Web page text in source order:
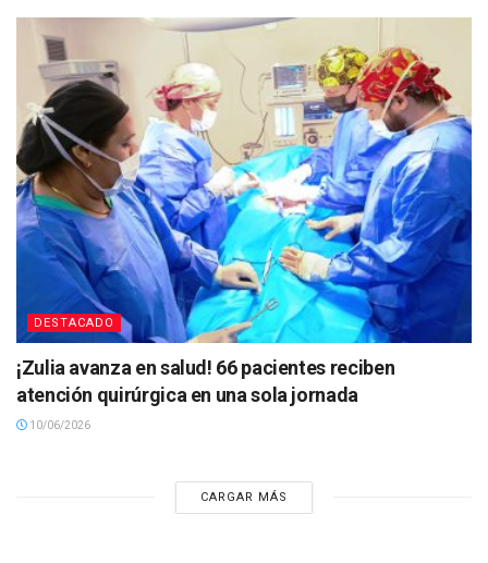
DESTACADO
¡Zulia avanza en salud! 66 pacientes reciben
atención quirúrgica en una sola jornada
10/06/2026
CARGAR MÁS